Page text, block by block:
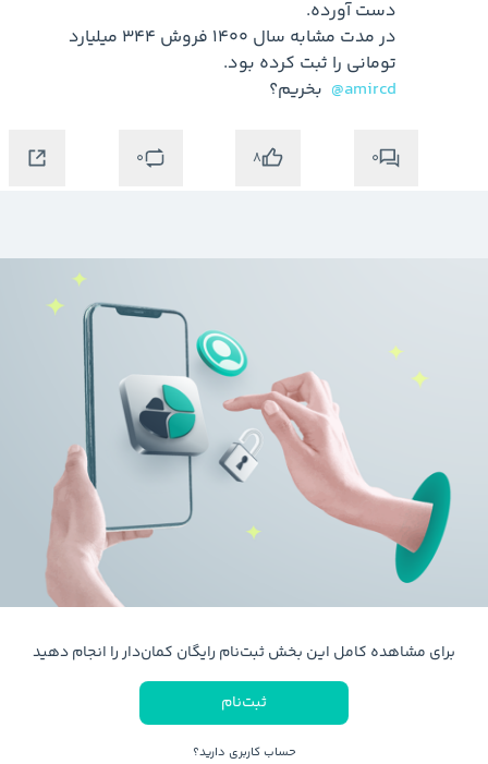
تومانی را ثبت کرده بود.
@amircd
  بخریم؟
0
8
0
برای مشاهده کامل این بخش ثبت‌نام رایگان کمان‌دار را انجام دهید
ثبت‌نام
حساب کاربری دارید؟